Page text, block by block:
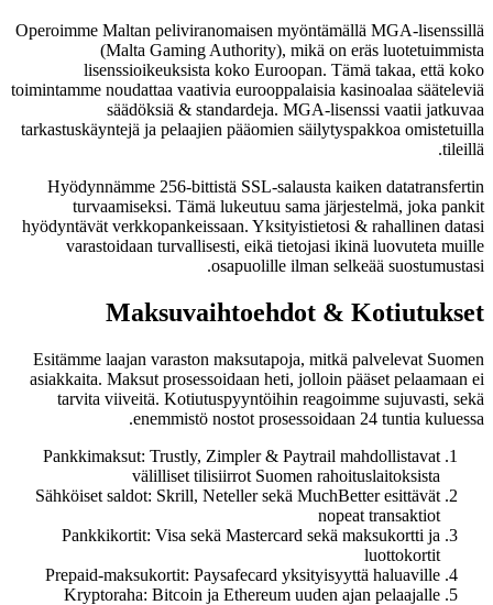
Operoimme Maltan peliviranomaisen myöntämällä MGA-lisenssillä
(Malta Gaming Authority), mikä on eräs luotetuimmista
lisenssioikeuksista koko Euroopan. Tämä takaa, että koko
toimintamme noudattaa vaativia eurooppalaisia kasinoalaa sääteleviä
säädöksiä & standardeja. MGA-lisenssi vaatii jatkuvaa
tarkastuskäyntejä ja pelaajien pääomien säilytyspakkoa omistetuilla
tileillä.
Hyödynnämme 256-bittistä SSL-salausta kaiken datatransfertin
turvaamiseksi. Tämä lukeutuu sama järjestelmä, joka pankit
hyödyntävät verkkopankeissaan. Yksityistietosi & rahallinen datasi
varastoidaan turvallisesti, eikä tietojasi ikinä luovuteta muille
osapuolille ilman selkeää suostumustasi.
Maksuvaihtoehdot & Kotiutukset
Esitämme laajan varaston maksutapoja, mitkä palvelevat Suomen
asiakkaita. Maksut prosessoidaan heti, jolloin pääset pelaamaan ei
tarvita viiveitä. Kotiutuspyyntöihin reagoimme sujuvasti, sekä
enemmistö nostot prosessoidaan 24 tuntia kuluessa.
Pankkimaksut: Trustly, Zimpler & Paytrail mahdollistavat
välilliset tilisiirrot Suomen rahoituslaitoksista
Sähköiset saldot: Skrill, Neteller sekä MuchBetter esittävät
nopeat transaktiot
Pankkikortit: Visa sekä Mastercard sekä maksukortti ja
luottokortit
Prepaid-maksukortit: Paysafecard yksityisyyttä haluaville
Kryptoraha: Bitcoin ja Ethereum uuden ajan pelaajalle